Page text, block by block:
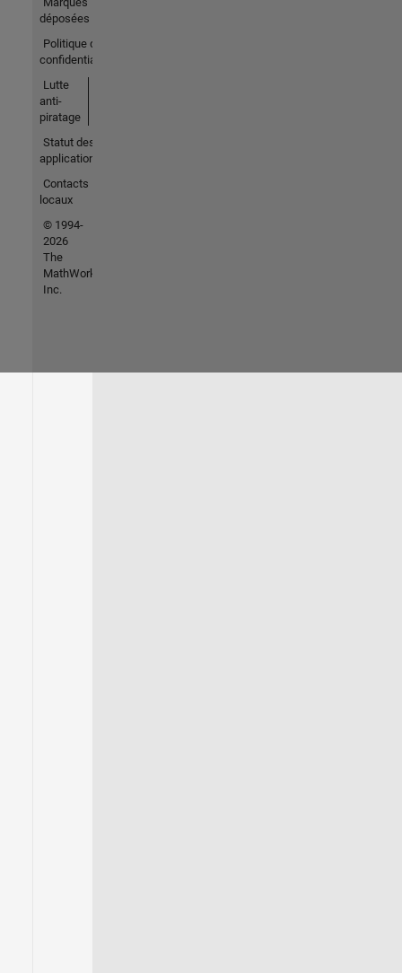
déposées
Politique de
confidentialité
Lutte
anti-
piratage
Statut des
applications
Contacts
locaux
© 1994-
2026
The
MathWorks,
Inc.